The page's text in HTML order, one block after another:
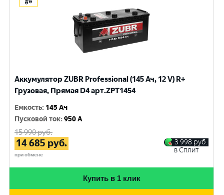
Аккумулятор ZUBR Professional (145 Ач, 12 V) R+
Грузовая, Прямая D4 арт.ZPT1454
Емкость: 145 Ач
Пусковой ток:950 A
15 990руб.
14 685 руб.
при обмене
3 998 руб.
в Сплит
Купить в 1 клик